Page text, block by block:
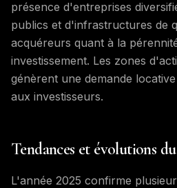
présence d'entreprises
publics et d'infrastructures de
acquéreurs quant à la
investissement. Les zones
génèrent une demande
aux investisseurs.
Tendances et évolutions
L'année 2025 confirme